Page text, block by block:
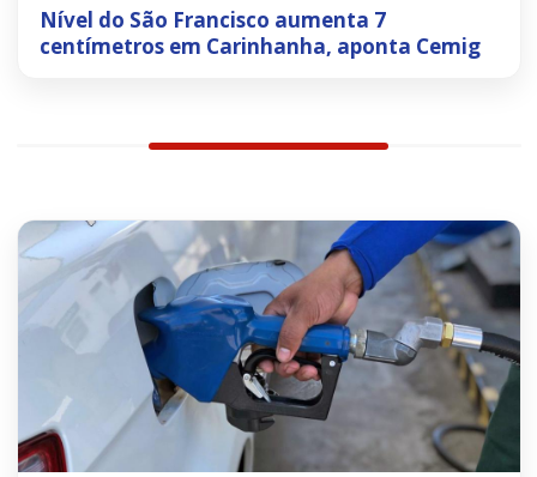
Nível do São Francisco aumenta 7
centímetros em Carinhanha, aponta Cemig